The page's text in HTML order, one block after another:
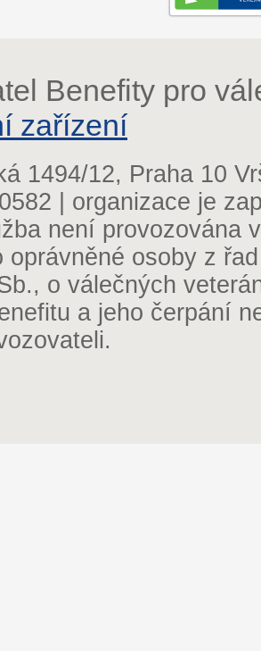
Benefity pro
zařízení
1494/12, Praha 10
| organizace je
není provozována
oprávněné osoby z
o válečných
a jeho čerpání